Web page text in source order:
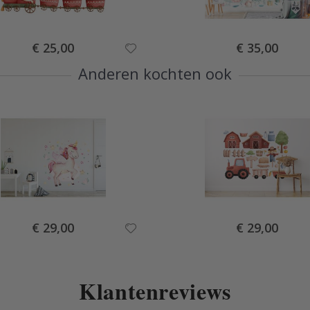
Special
Price
€ 25,00 Special
Price
€ 35,00
Anderen kochten ook
Special
Price
€ 29,00 Special
Price
€ 29,00
Klantenreviews